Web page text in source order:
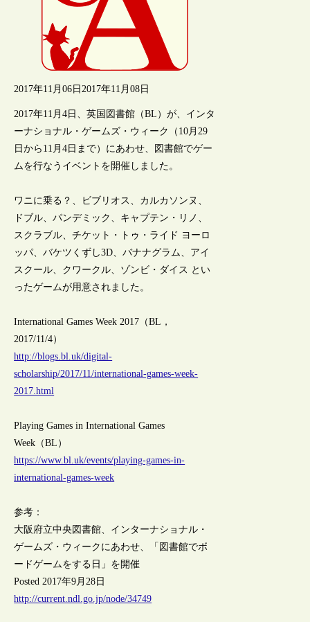
2017年11月06日 2017年11月08日
2017年11月4日、英国図書館（BL）が、インタ
ーナショナル・ゲームズ・ウィーク（10月29
日から11月4日まで）にあわせ、図書館でゲー
ムを行なうイベントを開催しました。
ワニに乗る？、ビブリオス、カルカソンヌ、
ドブル、パンデミック、キャプテン・リノ、
スクラブル、チケット・トゥ・ライド ヨーロ
ッパ、バケツくずし3D、バナナグラム、アイ
スクール、クワークル、ゾンビ・ダイス とい
ったゲームが用意されました。
International Games Week 2017（BL，
2017/11/4）
http://blogs.bl.uk/digital-
scholarship/2017/11/international-games-week-
2017.html
Playing Games in International Games
Week（BL）
https://www.bl.uk/events/playing-games-in-
international-games-week
参考：
大阪府立中央図書館、インターナショナル・
ゲームズ・ウィークにあわせ、「図書館でボ
ードゲームをする日」を開催
Posted 2017年9月28日
http://current.ndl.go.jp/node/34749